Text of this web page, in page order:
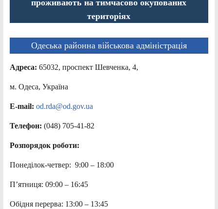
проживають на тимчасово окупованих
територіях
Одеська районна військова адміністрація
Адреса: 65032, проспект Шевченка, 4,
м. Одеса, Україна
E-mail: od.rda@od.gov.ua
Телефон: (048) 705-41-82
Розпорядок роботи:
Понеділок-четвер: 9:00 – 18:00
П’ятниця: 09:00 – 16:45
Обідня перерва: 13:00 – 13:45